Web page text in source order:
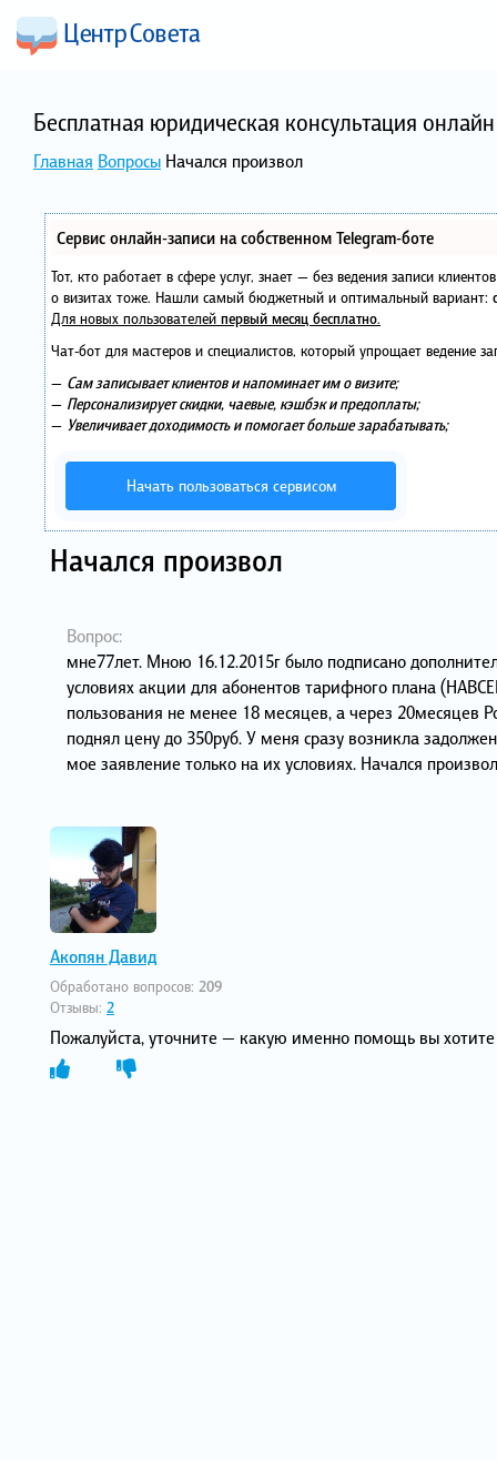
Бесплатная юридическая консультация
Главная Вопросы Начался произвол
Сервис онлайн-записи на собственном Telegram-боте
Тот, кто работает в сфере услуг, знает — без ведения записи
о визитах тоже. Нашли самый бюджетный и оптимальный вариант:
Для новых пользователей первый месяц бесплатно.
Чат-бот для мастеров и специалистов, который упрощает ведение
— Сам записывает клиентов и напоминает им о визите;
— Персонализирует скидки, чаевые, кэшбэк и предоплаты;
— Увеличивает доходимость и помогает больше зарабатывать;
Начать пользоваться сервисом
Начался произвол
Вопрос:
мне77лет. Мною 16.12.2015г было подписано
условиях акции для абонентов тарифного плана
пользования не менее 18 месяцев, а через
поднял цену до 350руб. У меня сразу возникла
мое заявление только на их условиях. Начался
Акопян Давид
Обработано вопросов: 209
Отзывы: 2
Пожалуйста, уточните — какую именно помощь вы хотите